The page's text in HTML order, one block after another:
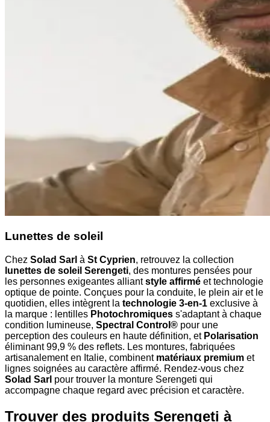
Lunettes de soleil
Chez Solad Sarl à St Cyprien, retrouvez la collection
lunettes de soleil Serengeti, des montures pensées pour
les personnes exigeantes alliantstyle affirmé et technologie
optique de pointe. Conçues pour la conduite, le plein air et le
quotidien, elles intègrent la technologie 3-en-1 exclusive à
la marque : lentilles Photochromiques s'adaptant à chaque
condition lumineuse, Spectral Control® pour une
perception des couleurs en haute définition, et Polarisation
éliminant 99,9 % des reflets. Les montures, fabriquées
artisanalement en Italie, combinent matériaux premium et
lignes soignées au caractère affirmé. Rendez-vous chez
Solad Sarl pour trouver la monture Serengeti qui
accompagne chaque regard avec précision et caractère.
Trouver des produits Serengeti à